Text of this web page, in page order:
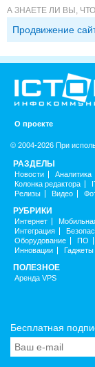
А ЗНАЕТЕ ЛИ ВЫ,
Продвижение
О проекте
© 2004-2026 При
РАЗДЕЛЫ
Новости Аналитика
Колонка редактора
Релизы
Видео
РУБРИКИ
Интернет
Интеграция
Оборудование
ПО
Инновации
Гаджеты
ПОЛЕЗНОЕ
Аренда VPS
Бесплатная